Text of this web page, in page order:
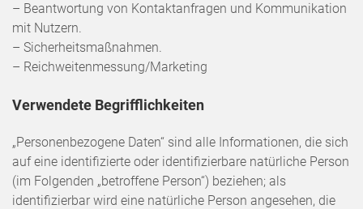
– Beantwortung von Kontaktanfragen und Kommunikation
mit Nutzern.
– Sicherheitsmaßnahmen.
– Reichweitenmessung/Marketing
Verwendete Begrifflichkeiten
„Personenbezogene Daten“ sind alle Informationen, die sich
auf eine identifizierte oder identifizierbare natürliche Person
(im Folgenden „betroffene Person“) beziehen; als
identifizierbar wird eine natürliche Person angesehen, die